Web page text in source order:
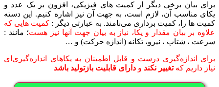
برای بیان برخی دیگر از کمیت های فیزیکی، افزون بر یک عدد و
یکای مناسب آن، لازم است، به جهت آن نیز اشاره کنیم. این دسته
کمیت ها را، کمیت برداری می‌نامند. به عبارتی دیگر : کمیت هایی که
علاوه بر بیان مقدار و یکا، نیاز به بیان جهت آنها نیز هست؛ مانند :
سرعت ، شتاب ، نیرو، تکانه (اندازه حرکت) و …
برای اندازه‌گیری درست و قابل اطمینان به یکاهای اندازه‌گیری‌ای
نیاز داریم کهتغییر نکند و دارای قابلیت بازتولید باشد